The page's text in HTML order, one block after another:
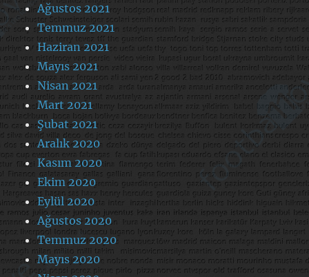
Ağustos 2021
Temmuz 2021
Haziran 2021
Mayıs 2021
Nisan 2021
Mart 2021
Şubat 2021
Aralık 2020
Kasım 2020
Ekim 2020
Eylül 2020
Ağustos 2020
Temmuz 2020
Mayıs 2020